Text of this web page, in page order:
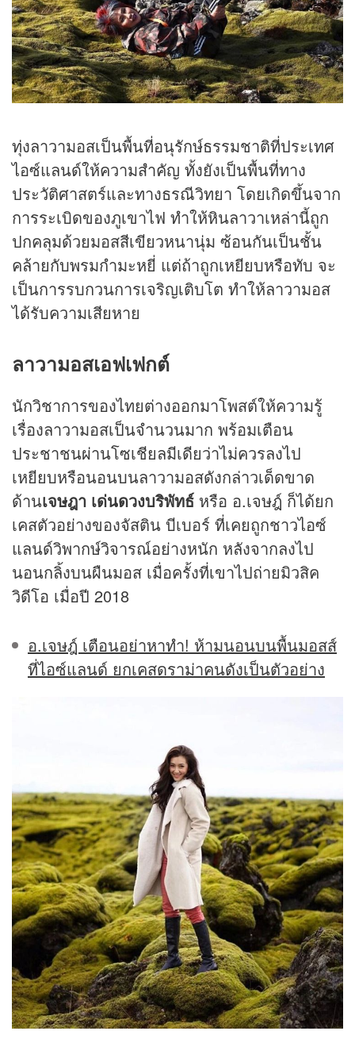
ทุ่งลาวามอสเป็นพื้นที่อนุรักษ์ธรรมชาติที่ประเทศ
ไอซ์แลนด์ให้ความสำคัญ ทั้งยังเป็นพื้นที่ทาง
ประวัติศาสตร์และทางธรณีวิทยา โดยเกิดขึ้นจาก
การระเบิดของภูเขาไฟ ทำให้หินลาวาเหล่านี้ถูก
ปกคลุมด้วยมอสสีเขียวหนานุ่ม ซ้อนกันเป็นชั้น
คล้ายกับพรมกำมะหยี่ แต่ถ้าถูกเหยียบหรือทับ จะ
เป็นการรบกวนการเจริญเติบโต ทำให้ลาวามอส
ได้รับความเสียหาย
ลาวามอสเอฟเฟกต์
นักวิชาการของไทยต่างออกมาโพสต์ให้ความรู้
เรื่องลาวามอสเป็นจำนวนมาก พร้อมเตือน
ประชาชนผ่านโซเชียลมีเดียว่าไม่ควรลงไป
เหยียบหรือนอนบนลาวามอสดังกล่าวเด็ดขาด
ด้านเจษฎา เด่นดวงบริพัทธ์ หรือ อ.เจษฎ์ ก็ได้ยก
เคสตัวอย่างของจัสติน บีเบอร์ ที่เคยถูกชาวไอซ์
แลนด์วิพากษ์วิจารณ์อย่างหนัก หลังจากลงไป
นอนกลิ้งบนผืนมอส เมื่อครั้งที่เขาไปถ่ายมิวสิค
วิดีโอ เมื่อปี 2018
อ.เจษฎ์ เตือนอย่าหาทำ! ห้ามนอนบนพื้นมอสส์
ที่ไอซ์แลนด์ ยกเคสดราม่าคนดังเป็นตัวอย่าง